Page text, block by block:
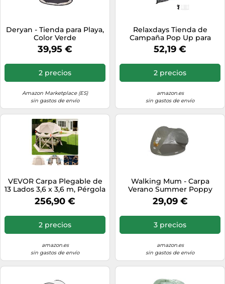
Deryan - Tienda para Playa,
Color Verde
39,95 €
2 precios
Amazon Marketplace (ES)
sin gastos de envío
Relaxdays Tienda de
Campaña Pop Up para
Playa 2-3 Personas,
Poliéster y Fibra de Vidrio,
Azul, 125x200x200 cm
52,19 €
2 precios
amazon.es
sin gastos de envío
VEVOR Carpa Plegable de
13 Lados 3,6 x 3,6 m, Pérgola
de Jardín con Techo
Desmontable y Bolsa de
Exterior para 8 a 10
Personas, para Fiesta,
Beige
256,90 €
2 precios
amazon.es
sin gastos de envío
Walking Mum - Carpa
Verano Summer Poppy
Musgo
29,09 €
3 precios
amazon.es
sin gastos de envío